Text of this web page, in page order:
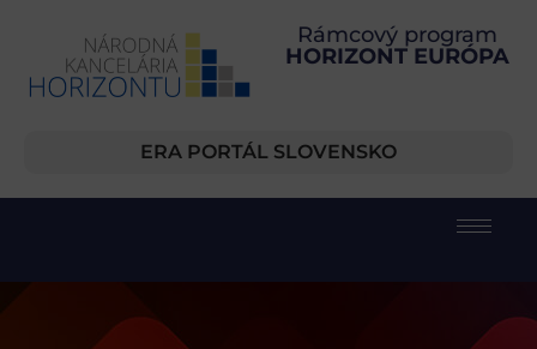
Rámcový program
HORIZONT EURÓPA
ERA PORTÁL SLOVENSKO